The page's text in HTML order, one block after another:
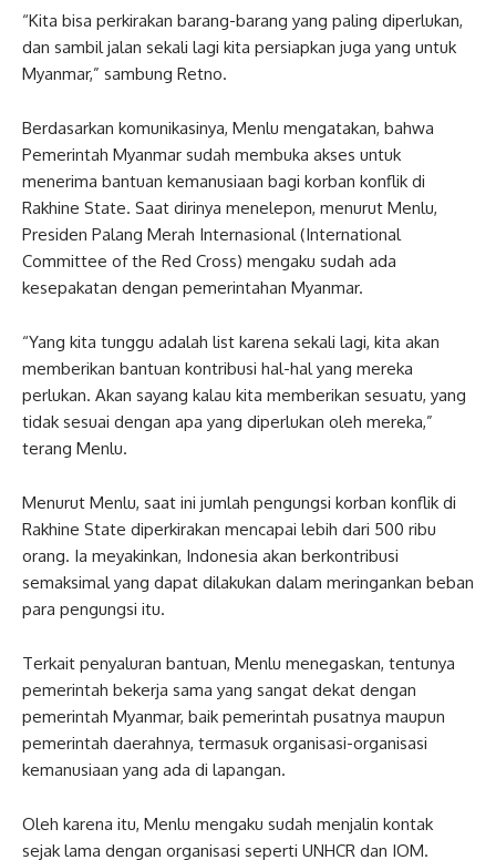
“Kita bisa perkirakan barang-barang yang paling diperlukan,
dan sambil jalan sekali lagi kita persiapkan juga yang untuk
Myanmar,” sambung Retno.
Berdasarkan komunikasinya, Menlu mengatakan, bahwa
Pemerintah Myanmar sudah membuka akses untuk
menerima bantuan kemanusiaan bagi korban konflik di
Rakhine State. Saat dirinya menelepon, menurut Menlu,
Presiden Palang Merah Internasional (International
Committee of the Red Cross) mengaku sudah ada
kesepakatan dengan pemerintahan Myanmar.
“Yang kita tunggu adalah list karena sekali lagi, kita akan
memberikan bantuan kontribusi hal-hal yang mereka
perlukan. Akan sayang kalau kita memberikan sesuatu, yang
tidak sesuai dengan apa yang diperlukan oleh mereka,”
terang Menlu.
Menurut Menlu, saat ini jumlah pengungsi korban konflik di
Rakhine State diperkirakan mencapai lebih dari 500 ribu
orang. Ia meyakinkan, Indonesia akan berkontribusi
semaksimal yang dapat dilakukan dalam meringankan beban
para pengungsi itu.
Terkait penyaluran bantuan, Menlu menegaskan, tentunya
pemerintah bekerja sama yang sangat dekat dengan
pemerintah Myanmar, baik pemerintah pusatnya maupun
pemerintah daerahnya, termasuk organisasi-organisasi
kemanusiaan yang ada di lapangan.
Oleh karena itu, Menlu mengaku sudah menjalin kontak
sejak lama dengan organisasi seperti UNHCR dan IOM.